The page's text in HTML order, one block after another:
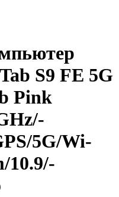
S9 FE 5G
Pink
­5G/­Wi-
­10.9/­